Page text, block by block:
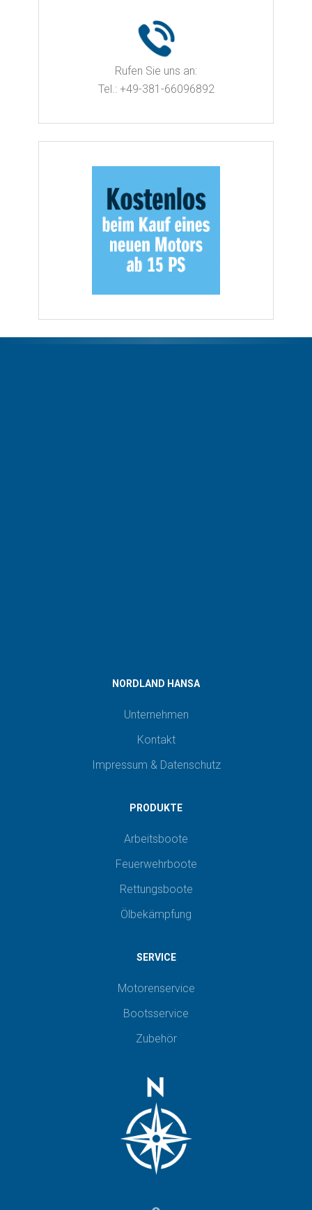
Rufen Sie uns an:
Tel.: +49-381-66096892
NORDLAND HANSA
Unternehmen
Kontakt
Impressum & Datenschutz
PRODUKTE
Arbeitsboote
Feuerwehrboote
Rettungsboote
Ölbekämpfung
SERVICE
Motorenservice
Bootsservice
Zubehör